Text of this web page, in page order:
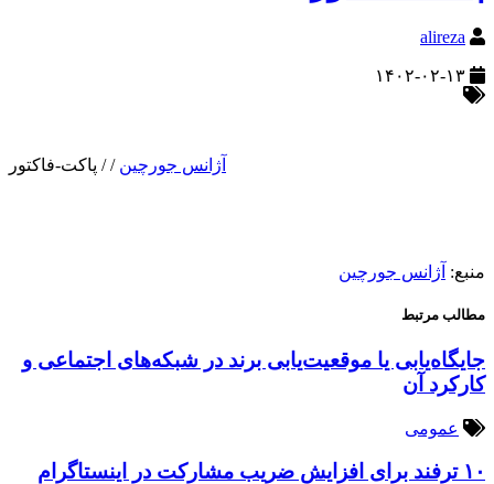
alireza
آژانس جورچین /
/ پاکت-فاکتور
منبع: آژانس جورچین
مطالب مرتبط
جایگاه‌یابی یا موقعیت‌یابی برند در شبکه‌های اجتماعی و
کارکرد آن
عمومی
۱۰ ترفند برای افزایش ضریب مشارکت در اینستاگرام